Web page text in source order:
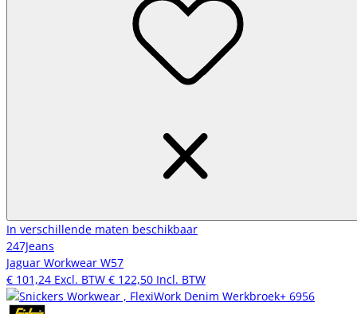
In verschillende maten beschikbaar
247Jeans
Jaguar Workwear W57
€ 101,24 Excl. BTW € 122,50 Incl. BTW